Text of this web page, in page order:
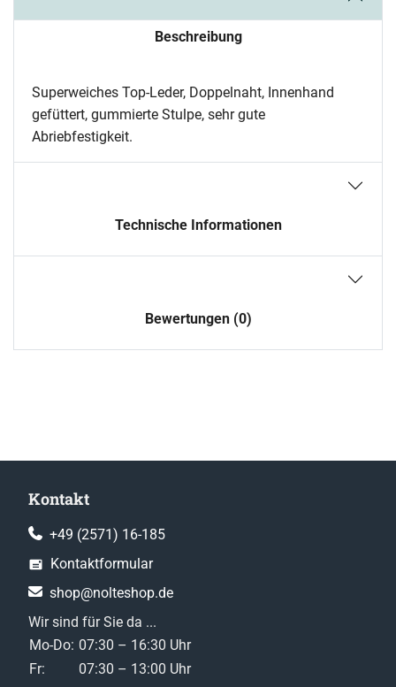
Beschreibung
Superweiches Top-Leder, Doppelnaht, Innenhand
gefüttert, gummierte Stulpe, sehr gute
Abriebfestigkeit.
Technische Informationen
Bewertungen (0)
Kontakt
+49 (2571) 16-185
Kontaktformular
shop@nolteshop.de
Wir sind für Sie da ...
Mo-Do: 07:30 – 16:30 Uhr
Fr:
07:30 – 13:00 Uhr